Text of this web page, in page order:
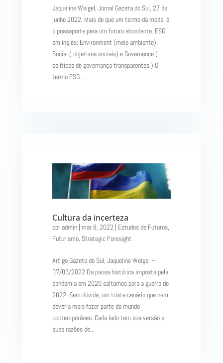
Jaqueline Weigel, Jornal Gazeta do Sul, 27 de
junho 2022. Mais do que um termo da moda, é
o passaporte para um futuro abundante. ESG,
em inglês: Environment (meio ambiente),
Social ( objetivos sociais) e Governance (
políticas de governança transparentes ).O
termo ESG...
Cultura da incerteza
por admin| mar 8, 2022 | Estudos de Futuros,
Futurismo, Strategic Foresight
Artigo Gazeta do Sul, Jaqueline Weigel –
07/03/2022 Da pausa histórica imposta pela
pandemia em 2020 saltamos para a guerra de
2022. Sem dúvida, um triste cenário que nem
deveria mais fazer parte do mundo
contemporâneo. Cada lado tem sua versão e
suas razões de...